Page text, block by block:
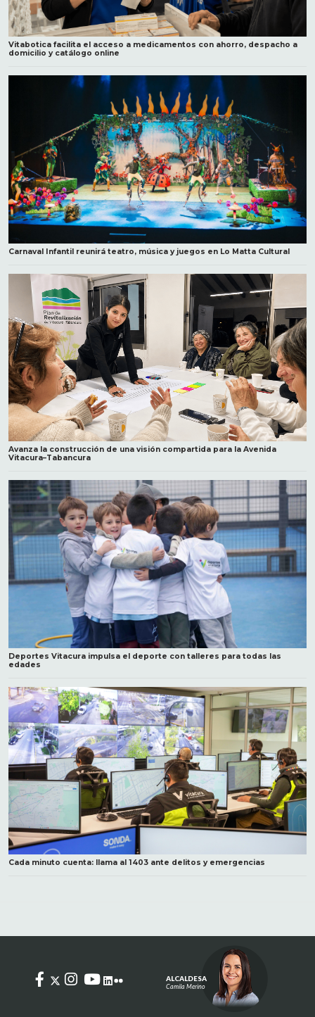
Vitabotica facilita el acceso a medicamentos con ahorro, despacho a
domicilio y catálogo online
Carnaval Infantil reunirá teatro, música y juegos en Lo Matta Cultural
Avanza la construcción de una visión compartida para la Avenida
Vitacura–Tabancura
Deportes Vitacura impulsa el deporte con talleres para todas las
edades
Cada minuto cuenta: llama al 1403 ante delitos y emergencias
ALCALDESA
Camila Merino